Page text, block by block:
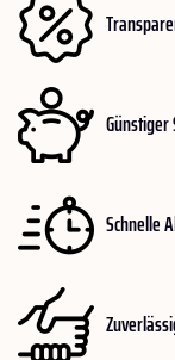
Günstiger
Schnelle